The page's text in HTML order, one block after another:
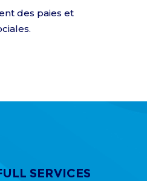
des paies et
SERVICES